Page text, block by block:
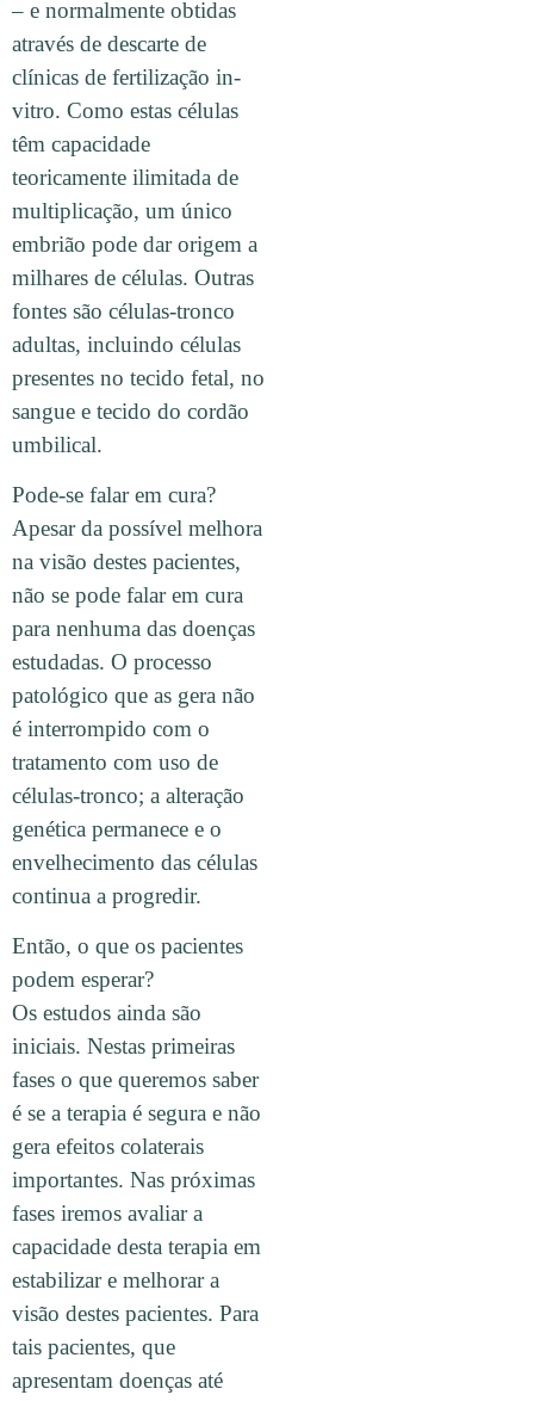
– e normalmente obtidas
através de descarte de
clínicas de fertilização in-
vitro. Como estas células
têm capacidade
teoricamente ilimitada de
multiplicação, um único
embrião pode dar origem a
milhares de células. Outras
fontes são células-tronco
adultas, incluindo células
presentes no tecido fetal, no
sangue e tecido do cordão
umbilical.
Pode-se falar em cura?
Apesar da possível melhora
na visão destes pacientes,
não se pode falar em cura
para nenhuma das doenças
estudadas. O processo
patológico que as gera não
é interrompido com o
tratamento com uso de
células-tronco; a alteração
genética permanece e o
envelhecimento das células
continua a progredir.
Então, o que os pacientes
podem esperar?
Os estudos ainda são
iniciais. Nestas primeiras
fases o que queremos saber
é se a terapia é segura e não
gera efeitos colaterais
importantes. Nas próximas
fases iremos avaliar a
capacidade desta terapia em
estabilizar e melhorar a
visão destes pacientes. Para
tais pacientes, que
apresentam doenças até